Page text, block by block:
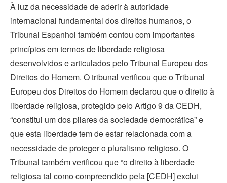
À luz da necessidade de aderir à autoridade
internacional fundamental dos direitos humanos, o
Tribunal Espanhol também contou com importantes
princípios em termos de liberdade religiosa
desenvolvidos e articulados pelo Tribunal Europeu dos
Direitos do Homem. O tribunal verificou que o Tribunal
Europeu dos Direitos do Homem declarou que o direito à
liberdade religiosa, protegido pelo Artigo 9 da CEDH,
“constitui um dos pilares da sociedade democrática” e
que esta liberdade tem de estar relacionada com a
necessidade de proteger o pluralismo religioso. O
Tribunal também verificou que “o direito à liberdade
religiosa tal como compreendido pela [CEDH] exclui